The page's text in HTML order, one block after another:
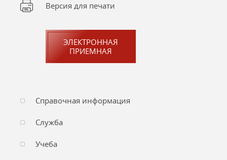
Версия для печати
ЭЛЕКТРОННАЯ
ПРИЕМНАЯ
Справочная информация
Служба
Учеба